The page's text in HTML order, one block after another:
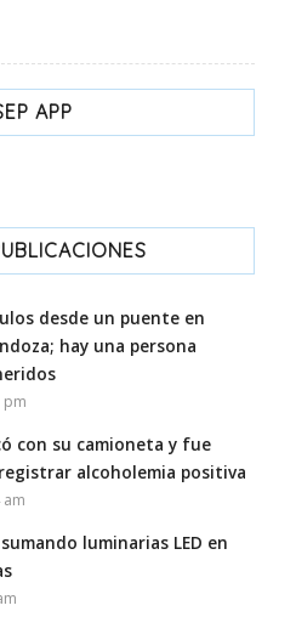
APP
desde un puente en
hay una persona
pm
con su camioneta y fue
alcoholemia positiva
am
luminarias LED en